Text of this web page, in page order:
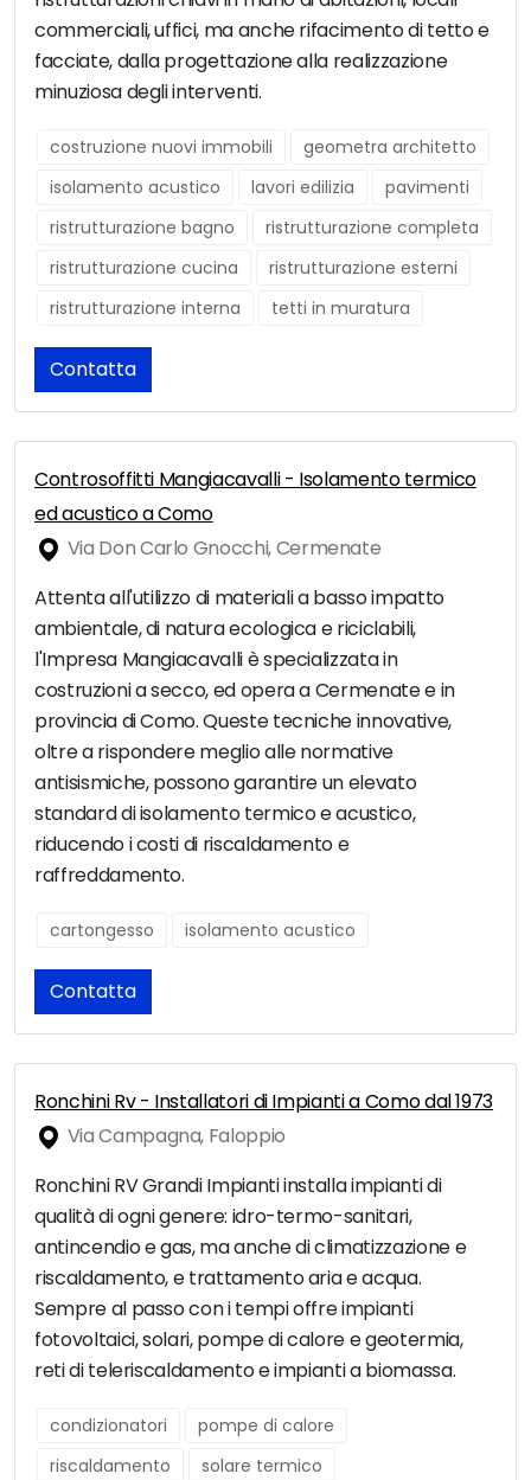
commerciali, uffici, ma anche rifacimento di tetto e
facciate, dalla progettazione alla realizzazione
minuziosa degli interventi.
costruzione nuovi immobili
geometra architetto
isolamento acustico
lavori edilizia
pavimenti
ristrutturazione bagno
ristrutturazione completa
ristrutturazione cucina
ristrutturazione esterni
ristrutturazione interna
tetti in muratura
Contatta
Controsoffitti Mangiacavalli - Isolamento termico
ed acustico a Como
Via Don Carlo Gnocchi, Cermenate
Attenta all'utilizzo di materiali a basso impatto
ambientale, di natura ecologica e riciclabili,
l'Impresa Mangiacavalli è specializzata in
costruzioni a secco, ed opera a Cermenate e in
provincia di Como. Queste tecniche innovative,
oltre a rispondere meglio alle normative
antisismiche, possono garantire un elevato
standard di isolamento termico e acustico,
riducendo i costi di riscaldamento e
raffreddamento.
cartongesso isolamento acustico
Contatta
Ronchini Rv - Installatori di Impianti a Como dal 1973
Via Campagna, Faloppio
Ronchini RV Grandi Impianti installa impianti di
qualità di ogni genere: idro-termo-sanitari,
antincendio e gas, ma anche di climatizzazione e
riscaldamento, e trattamento aria e acqua.
Sempre al passo con i tempi offre impianti
fotovoltaici, solari, pompe di calore e geotermia,
reti di teleriscaldamento e impianti a biomassa.
condizionatori
pompe di calore
riscaldamento
solare termico